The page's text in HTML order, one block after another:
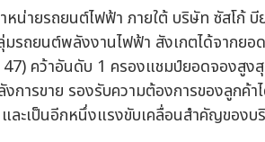
น่ายรถยนต์ไฟฟ้า ภายใต้ บริษัท ซัสโก้
ลุ่มรถยนต์พลังงานไฟฟ้า สังเกตได้จาก
คว้าอันดับ 1 ครองแชมป์ยอดจองสูง
งการขาย รองรับความต้องการของลูก
และเป็นอีกหนึ่งแรงขับเคลื่อนสำคัญของ